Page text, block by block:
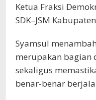
Ketua Fraksi
SDK–JSM
Syamsul
merupakan bagian
sekaligus
benar-benar